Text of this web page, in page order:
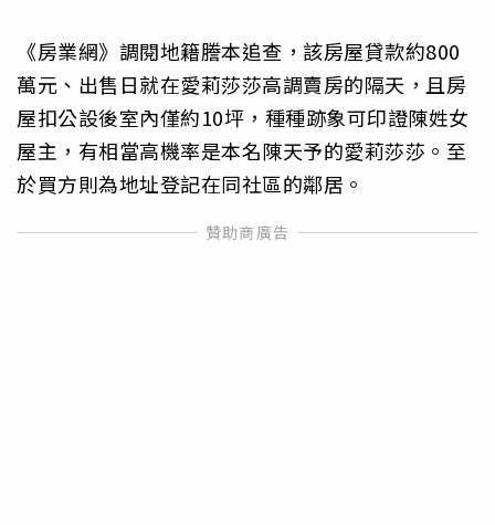
《房業網》調閱地籍謄本追查，該房屋貸款約800
萬元、出售日就在愛莉莎莎高調賣房的隔天，且房
屋扣公設後室內僅約10坪，種種跡象可印證陳姓女
屋主，有相當高機率是本名陳天予的愛莉莎莎。至
於買方則為地址登記在同社區的鄰居。